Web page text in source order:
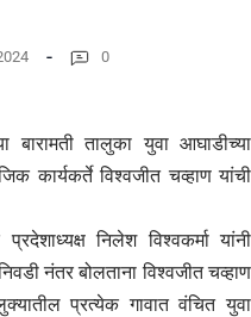
0
तालुका युवा आघाडीच्या
कार्यकर्ते विश्वजीत चव्हाण यांची
निलेश विश्वकर्मा यांनी
नंतर बोलताना विश्वजीत चव्हाण
प्रत्येक गावात वंचित युवा